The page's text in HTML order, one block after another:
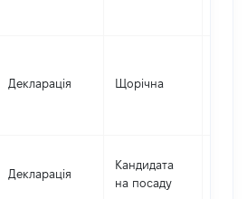
Декларація Щорічна
Декларація
Кандидата
на посаду